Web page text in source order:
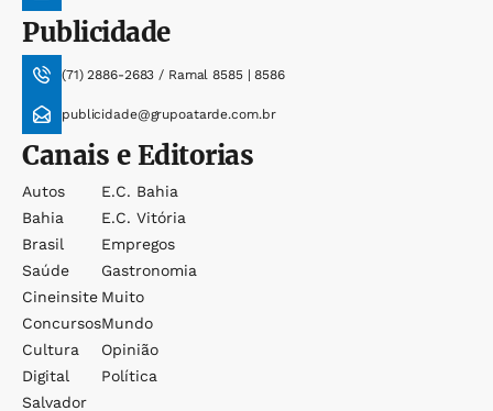
Publicidade
(71) 2886-2683 / Ramal 8585 | 8586
publicidade@grupoatarde.com.br
Canais e Editorias
Autos
Bahia
Brasil
Saúde
Cineinsite
Concursos
Cultura
Digital
Salvador
E.c. Bahia
E.c. Vitória
Empregos
Gastronomia
Muito
Mundo
Opinião
Política